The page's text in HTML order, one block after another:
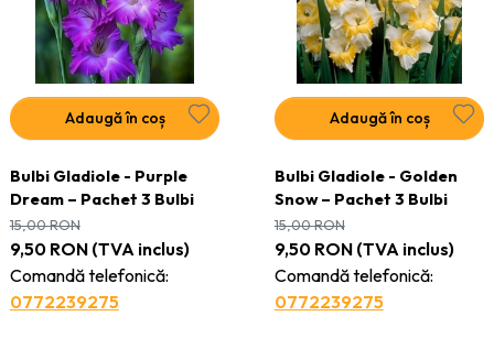
Adaugă în coș
Bulbi Gladiole - Purple
Dream – Pachet 3 Bulbi
9,50 RON(TVA inclus)
Comandă telefonică:
0772239275
15,00RON
Adaugă în coș
Bulbi Gladiole - Golden
Snow – Pachet 3 Bulbi
9,50 RON(TVA inclus)
Comandă telefonică:
0772239275
15,00RON